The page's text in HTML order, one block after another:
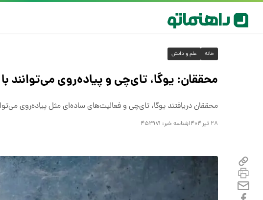
خانه علم و دانش
محققان: یوگا، تای‌چی و پیاده‌روی می‌توانند
محققان دریافتند یوگا، تای‌چی و فعالیت‌های ساده‌ای مثل پیاده‌روی
۲۸ تیر ۱۴۰۴ شناسه خبر: ۴۵۲۹۷۱